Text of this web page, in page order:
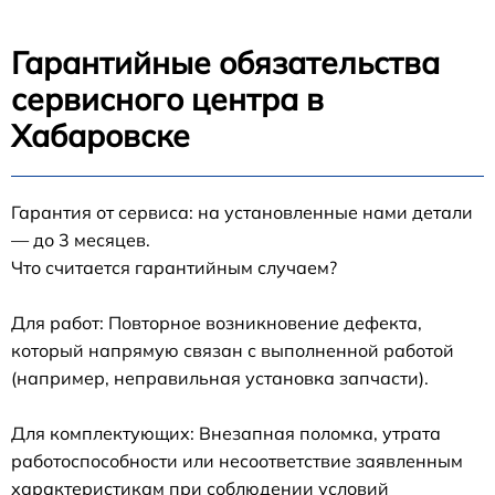
Гарантийные обязательства
сервисного центра в
Хабаровске
Гарантия от сервиса: на установленные нами детали
— до 3 месяцев.
Что считается гарантийным случаем?
Для работ: Повторное возникновение дефекта,
который напрямую связан с выполненной работой
(например, неправильная установка запчасти).
Для комплектующих: Внезапная поломка, утрата
работоспособности или несоответствие заявленным
характеристикам при соблюдении условий